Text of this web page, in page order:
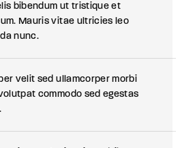
bibendum ut tristique et
Mauris vitae ultricies leo
nunc.
velit sed ullamcorper morbi
commodo sed egestas